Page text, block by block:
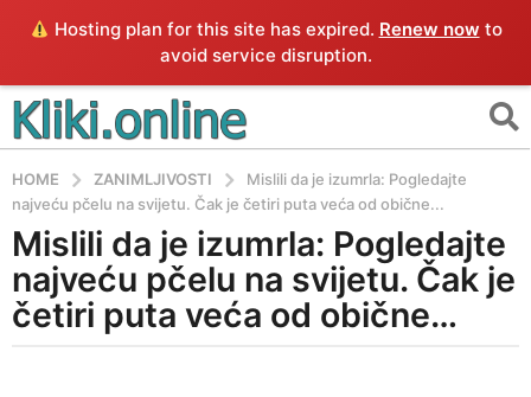
Hosting plan for this site has expired. Renew now to
avoid service disruption.
HOME ZANIMLJIVOSTI
Mislili da je izumrla: Pogledajte
najveću pčelu na svijetu. Čak je četiri puta veća od obične...
4
g
o
d
Mislili da je izumrla: Pogledajte
najveću pčelu na svijetu. Čak je
četiri puta veća od obične…